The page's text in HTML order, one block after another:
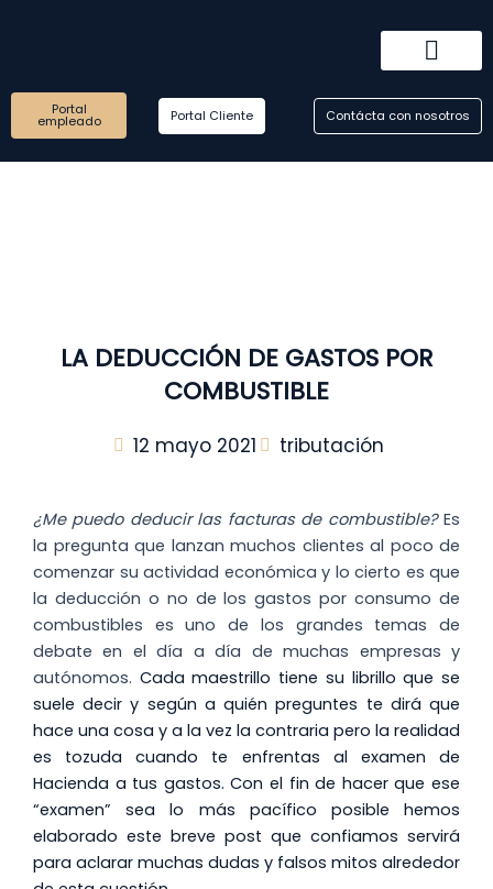
Portal
empleado Portal Cliente Contácta con nosotros
LA DEDUCCIÓN DE GASTOS POR
COMBUSTIBLE
12 mayo 2021 tributación
¿Me puedo deducir las facturas de combustible?Es
la pregunta que lanzan muchos clientes al poco de
comenzar su actividad económica y lo cierto es que
la deducción o no de los gastos por consumo de
combustibles es uno de los grandes temas de
debate en el día a día de muchas empresas y
autónomos. Cada maestrillo tiene su librillo que se
suele decir y según a quién preguntes te dirá que
hace una cosa y a la vez la contraria pero la realidad
es tozuda cuando te enfrentas al examen de
Hacienda a tus gastos. Con el fin de hacer que ese
“examen” sea lo más pacífico posible hemos
elaborado este breve post que confiamos servirá
para aclarar muchas dudas y falsos mitos alrededor